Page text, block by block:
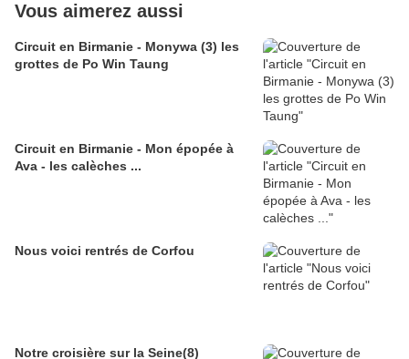
Vous aimerez aussi
Circuit en Birmanie - Monywa (3) les
grottes de Po Win Taung
Circuit en Birmanie - Mon épopée à
Ava - les calèches ...
Nous voici rentrés de Corfou
Notre croisière sur la Seine(8)